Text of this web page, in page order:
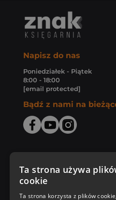
Napisz do nas
Poniedziałek - Piątek
8:00 - 18:00
[email protected]
Bądź z nami na
Zakupy u nas
Ta strona używa
cookie
Ta strona korzysta z plików